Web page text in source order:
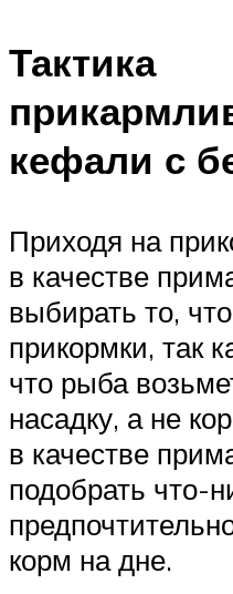
Тактика
кефали с
Приходя на
в качестве
выбирать то,
прикормки, так
что рыба
насадку, а не
в качестве
подобрать что-
корм на дне.